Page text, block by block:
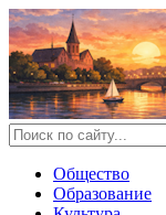
Общество
Образование